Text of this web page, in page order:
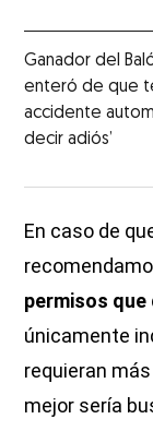
Ganador del
enteró de que
accidente
decir adiós’
En caso de
permisos
únicamente
requieran
mejor sería